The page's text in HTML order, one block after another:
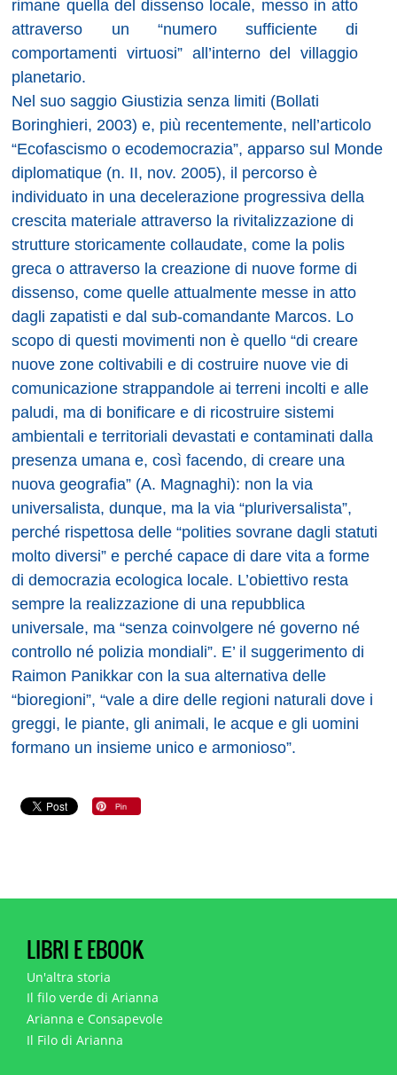
rimane quella del dissenso locale, messo in atto
attraverso un “numero sufficiente di
comportamenti virtuosi” all’interno del villaggio
planetario.
Nel suo saggio Giustizia senza limiti (Bollati
Boringhieri, 2003) e, più recentemente, nell’articolo
“Ecofascismo o ecodemocrazia”, apparso sul Monde
diplomatique (n. II, nov. 2005), il percorso è
individuato in una decelerazione progressiva della
crescita materiale attraverso la rivitalizzazione di
strutture storicamente collaudate, come la polis
greca o attraverso la creazione di nuove forme di
dissenso, come quelle attualmente messe in atto
dagli zapatisti e dal sub-comandante Marcos. Lo
scopo di questi movimenti non è quello “di creare
nuove zone coltivabili e di costruire nuove vie di
comunicazione strappandole ai terreni incolti e alle
paludi, ma di bonificare e di ricostruire sistemi
ambientali e territoriali devastati e contaminati dalla
presenza umana e, così facendo, di creare una
nuova geografia” (A. Magnaghi): non la via
universalista, dunque, ma la via “pluriversalista”,
perché rispettosa delle “polities sovrane dagli statuti
molto diversi” e perché capace di dare vita a forme
di democrazia ecologica locale. L’obiettivo resta
sempre la realizzazione di una repubblica
universale, ma “senza coinvolgere né governo né
controllo né polizia mondiali”. E’ il suggerimento di
Raimon Panikkar con la sua alternativa delle
“bioregioni”, “vale a dire delle regioni naturali dove i
greggi, le piante, gli animali, le acque e gli uomini
formano un insieme unico e armonioso”.
LIBRI E EBOOK
Un'altra storia
Il filo verde di Arianna
Arianna e Consapevole
Il Filo di Arianna